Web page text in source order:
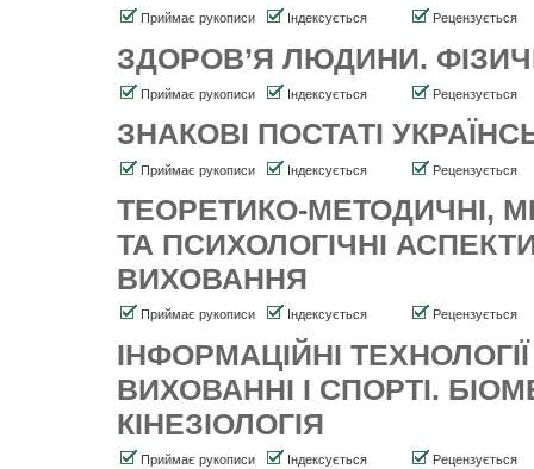
Приймає рукописи Індексується Рецензується
ЗДОРОВ’Я ЛЮДИНИ.
Приймає рукописи Індексується Рецензується
ЗНАКОВІ ПОСТАТІ
Приймає рукописи Індексується Рецензується
ТЕОРЕТИКО-МЕТОДИЧНІ,
ТА ПСИХОЛОГІЧНІ
ВИХОВАННЯ
Приймає рукописи Індексується Рецензується
ІНФОРМАЦІЙНІ
ВИХОВАННІ І СПОРТІ.
КІНЕЗІОЛОГІЯ
Приймає рукописи Індексується Рецензується